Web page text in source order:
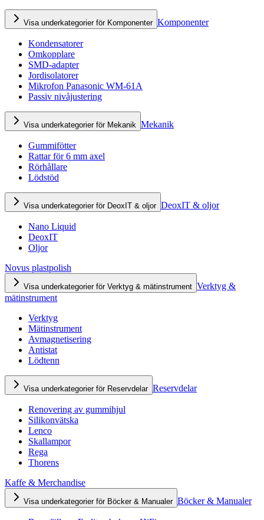
Visa underkategorier för Komponenter Komponenter
Kondensatorer
Omkopplare
SMD-adapter
Jordisolatorer
Mikrofon Panasonic WM-61A
Passiv nivåjustering
Visa underkategorier för Mekanik Mekanik
Gummifötter
Rattar för 6 mm axel
Rörhållare
Lödstöd
Visa underkategorier för DeoxIT & oljor DeoxIT & oljor
Nano Liquid
DeoxIT
Oljor
Novus plastpolish
Visa underkategorier för Verktyg & mätinstrument Verktyg &
mätinstrument
Verktyg
Mätinstrument
Avmagnetisering
Antistat
Lödtenn
Visa underkategorier för Reservdelar Reservdelar
Renovering av gummihjul
Silikonvätska
Lenco
Skallampor
Rega
Thorens
Kaffe & Merchandise
Visa underkategorier för Böcker & Manualer Böcker & Manualer